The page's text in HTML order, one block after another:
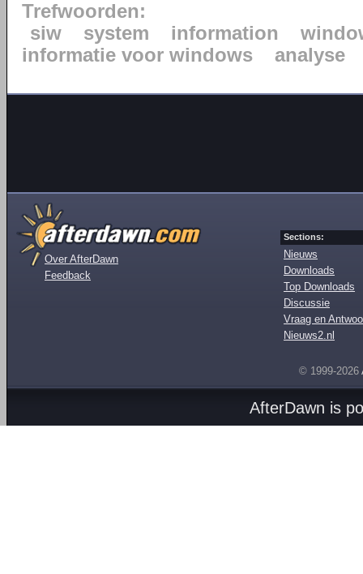
Trefwoorden:
siw
system information
informatie voor windows
analyse
Over AfterDawn
Feedback
Sections:
Nieuws
Downloads
Top Downloads
Discussie
Vraag en
Nieuws2.nl
© 1999-2026
AfterDawn is